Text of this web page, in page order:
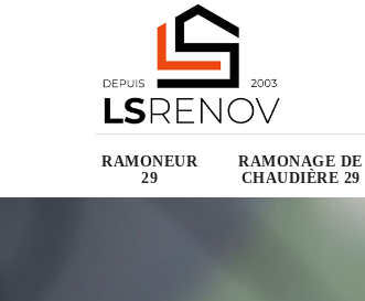
RAMONEUR
29
RAMONAGE DE
CHAUDIÈRE 29